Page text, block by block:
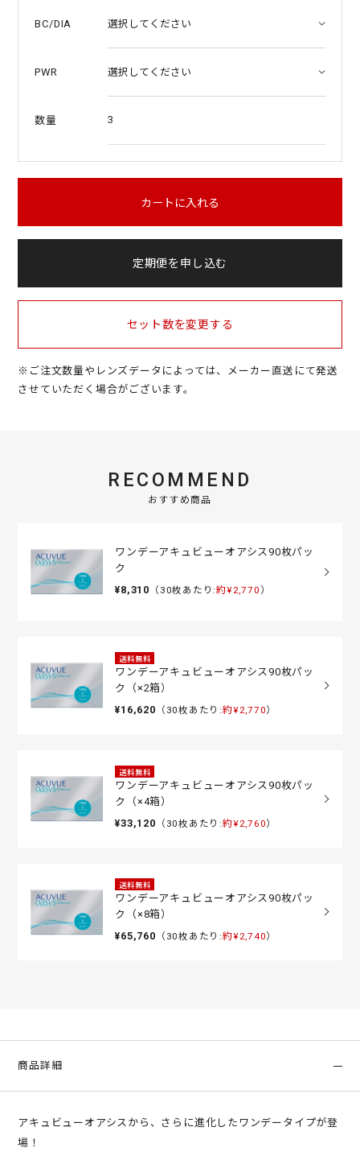
BC/DIA
PWR
数量 3
カートに入れる
定期便を申し込む
セット数を変更する
※ご注文数量やレンズデータによっては、メーカー直送にて発送
させていただく場合がございます。
RECOMMEND
おすすめ商品
ワンデーアキュビューオアシス90枚パッ
ク
¥8,310 （30枚あたり:約¥2,770 ）
送料無料
ワンデーアキュビューオアシス90枚パッ
ク（×2箱）
¥16,620 （30枚あたり:約¥2,770）
送料無料
ワンデーアキュビューオアシス90枚パッ
ク（×4箱）
¥33,120 （30枚あたり:約¥2,760）
送料無料
ワンデーアキュビューオアシス90枚パッ
ク（×8箱）
¥65,760 （30枚あたり:約¥2,740）
商品詳細
アキュビューオアシスから、さらに進化したワンデータイプが登
場！